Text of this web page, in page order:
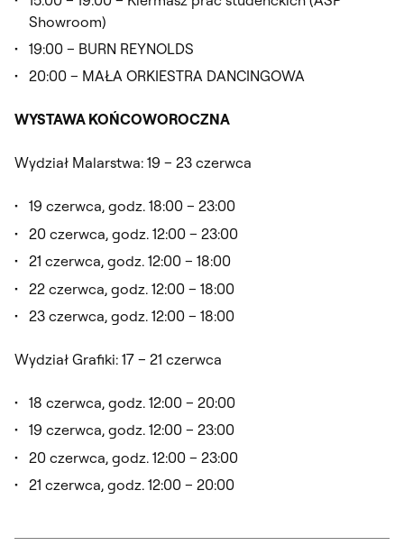
Showroom)
19:00 – BURN REYNOLDS
20:00 – MAŁA ORKIESTRA DANCINGOWA
WYSTAWA KOŃCOWOROCZNA
Wydział Malarstwa: 19 – 23 czerwca
19 czerwca, godz. 18:00 – 23:00
20 czerwca, godz. 12:00 – 23:00
21 czerwca, godz. 12:00 – 18:00
22 czerwca, godz. 12:00 – 18:00
23 czerwca, godz. 12:00 – 18:00
Wydział Grafiki: 17 – 21 czerwca
18 czerwca, godz. 12:00 – 20:00
19 czerwca, godz. 12:00 – 23:00
20 czerwca, godz. 12:00 – 23:00
21 czerwca, godz. 12:00 – 20:00